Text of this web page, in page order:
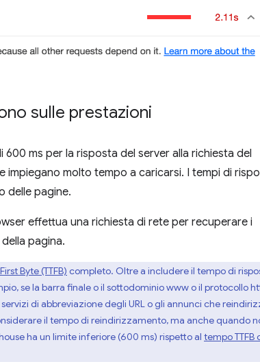
sulle prestazioni
ms per la risposta del server alla richiesta del
molto tempo a caricarsi. I tempi di
delle pagine.
effettua una richiesta di rete per recuperare i
pagina.
Byte (TTFB) completo. Oltre a includere il tempo di
se la barra finale o il sottodominio www o il protocollo
di abbreviazione degli URL o gli annunci che
il tempo di reindirizzamento, ma anche quando
ha un limite inferiore (600 ms) rispetto al tempo TTFB